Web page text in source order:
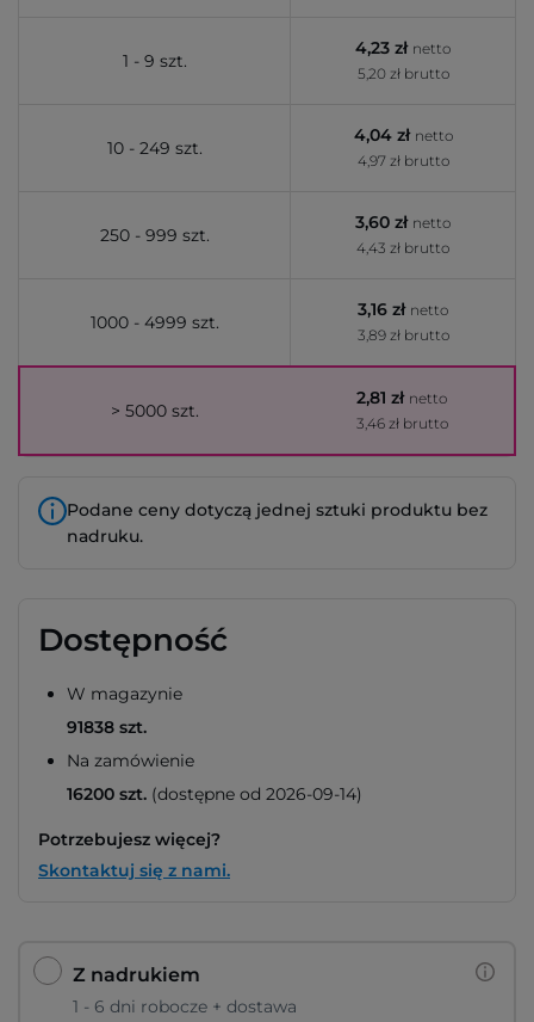
1 - 9 szt.
4,23 zł netto
5,20 zł brutto
10 - 249 szt.
4,04 zł netto
4,97 zł brutto
250 - 999 szt.
3,60 zł netto
4,43 zł brutto
1000 - 4999 szt.
3,16 zł netto
3,89 zł brutto
> 5000 szt.
2,81 zł netto
3,46 zł brutto
Podane ceny dotyczą jednej sztuki produktu bez
nadruku.
Dostępność
W magazynie
91838 szt.
Na zamówienie
16200 szt. (dostępne od 2026-09-14)
Potrzebujesz więcej?
Skontaktuj się z nami.
Z nadrukiem
1 - 6 dni robocze + dostawa